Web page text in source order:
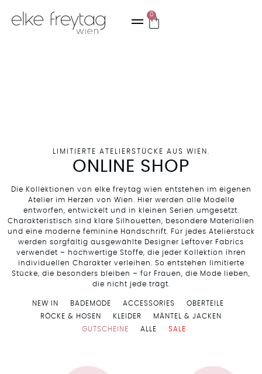
0
LIMITIERTE ATELIERSTÜCKE AUS WIEN.
ONLINE SHOP
Die Kollektionen von elke freytag wien entstehen im eigenen
Atelier im Herzen von Wien. Hier werden alle Modelle
entworfen, entwickelt und in kleinen Serien umgesetzt.
Charakteristisch sind klare Silhouetten, besondere Materialien
und eine moderne feminine Handschrift. Für jedes Atelierstück
werden sorgfältig ausgewählte Designer Leftover Fabrics
verwendet – hochwertige Stoffe, die jeder Kollektion ihren
individuellen Charakter verleihen. So entstehen limitierte
Stücke, die besonders bleiben – für Frauen, die Mode lieben,
die nicht jede trägt.
NEW IN BADEMODE ACCESSORIES
OBERTEILE
RÖCKE & HOSEN
KLEIDER
MÄNTEL & JACKEN
GUTSCHEINE
ALLE SALE